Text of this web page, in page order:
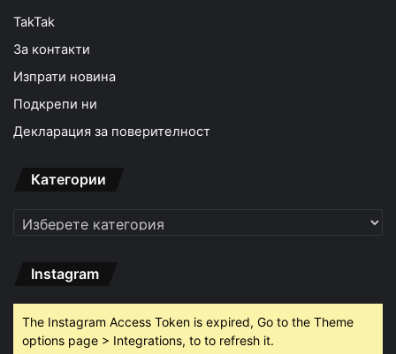
TakTak
За контакти
Изпрати новина
Подкрепи ни
Декларация за поверителност
Категории
Категории
Instagram
The Instagram Access Token is expired, Go to the Theme
options page > Integrations, to to refresh it.